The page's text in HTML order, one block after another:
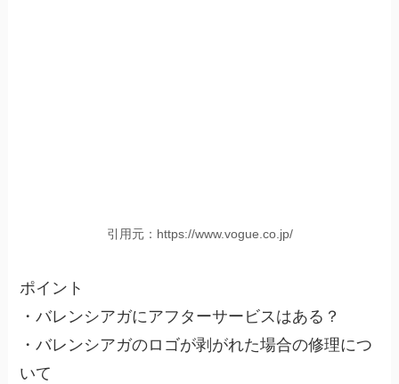
引用元：https://www.vogue.co.jp/
ポイント
・バレンシアガにアフターサービスはある？
・バレンシアガのロゴが剥がれた場合の修理につ
いて